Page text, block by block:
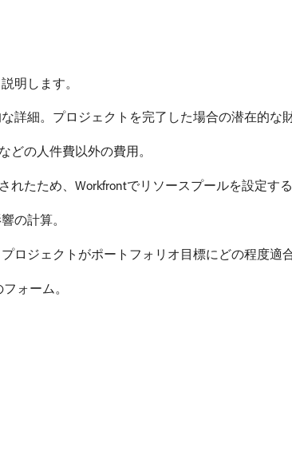
明します。
詳細。プロジェクトを完了した場合の潜在的な
の人件費以外の費用。
たため、Workfrontでリソースプールを設定する
の計算。
ロジェクトがポートフォリオ目標にどの程度適
ォーム。